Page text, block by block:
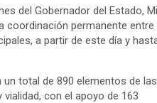
del Gobernador del Estado,
coordinación permanente entre
a partir de este día y
total de 890 elementos de las
con el apoyo de 163